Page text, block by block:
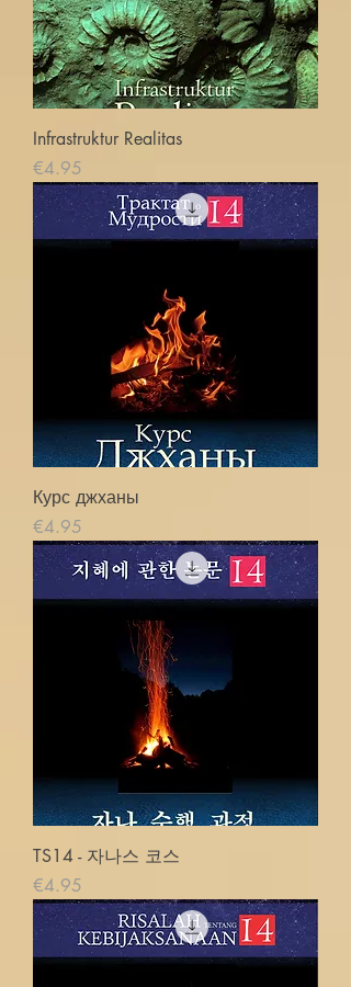
Infrastruktur Realitas
価格
€4.95
Курс джханы
価格
€4.95
TS14 - 자나스 코스
価格
€4.95